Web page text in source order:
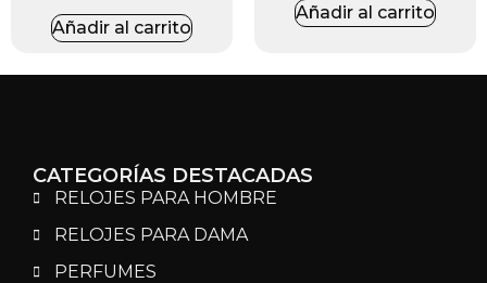
Añadir al carrito
Añadir al carrito
CATEGORÍAS DESTACADAS
RELOJES PARA HOMBRE
RELOJES PARA DAMA
PERFUMES